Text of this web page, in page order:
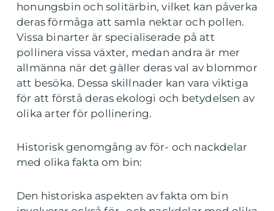
honungsbin och solitärbin, vilket kan påverka
deras förmåga att samla nektar och pollen.
Vissa binarter är specialiserade på att
pollinera vissa växter, medan andra är mer
allmänna när det gäller deras val av blommor
att besöka. Dessa skillnader kan vara viktiga
för att förstå deras ekologi och betydelsen av
olika arter för pollinering.
Historisk genomgång av för- och nackdelar
med olika fakta om bin:
Den historiska aspekten av fakta om bin